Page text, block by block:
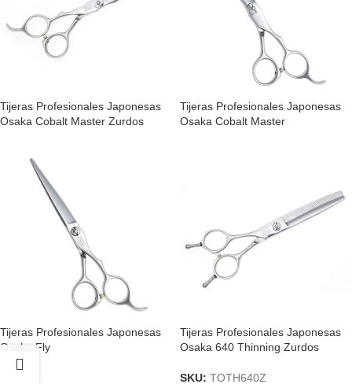
Tijeras Profesionales Japonesas
Osaka Cobalt Master Zurdos
Tijeras Profesionales Japonesas
Osaka Cobalt Master
Tijeras Profesionales Japonesas
Osaka Fly
Tijeras Profesionales Japonesas
Osaka 640 Thinning Zurdos
SKU: TOTH640Z